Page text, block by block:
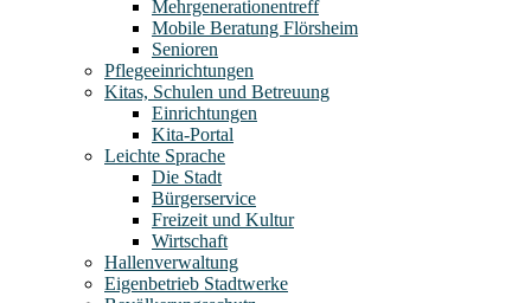
Mehrgenerationentreff
Mobile Beratung Flörsheim
Senioren
Pflegeeinrichtungen
Kitas, Schulen und Betreuung
Einrichtungen
Kita-Portal
Leichte Sprache
Die Stadt
Bürgerservice
Freizeit und Kultur
Wirtschaft
Hallenverwaltung
Eigenbetrieb Stadtwerke